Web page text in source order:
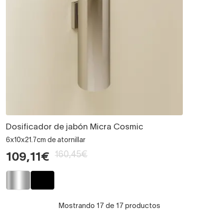
Dosificador de jabón Micra Cosmic
6x10x21.7cm de atornillar
109,11€ 160,45€
Mostrando 17 de 17 productos